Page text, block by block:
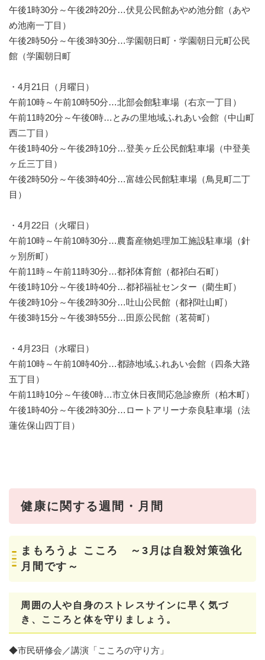
午後1時30分～午後2時20分…伏見公民館あやめ池分館（あや
め池南一丁目）
午後2時50分～午後3時30分…学園朝日町・学園朝日元町公民
館（学園朝日町
・4月21日（月曜日）
午前10時～午前10時50分…北部会館駐車場（右京一丁目）
午前11時20分～午後0時…とみの里地域ふれあい会館（中山町
西二丁目）
午後1時40分～午後2時10分…登美ヶ丘公民館駐車場（中登美
ヶ丘三丁目）
午後2時50分～午後3時40分…富雄公民館駐車場（鳥見町二丁
目）
・4月22日（火曜日）
午前10時～午前10時30分…農畜産物処理加工施設駐車場（針
ヶ別所町）
午前11時～午前11時30分…都祁体育館（都祁白石町）
午後1時10分～午後1時40分…都祁福祉センター（藺生町）
午後2時10分～午後2時30分…吐山公民館（都祁吐山町）
午後3時15分～午後3時55分…田原公民館（茗荷町）
・4月23日（水曜日）
午前10時～午前10時40分…都跡地域ふれあい会館（四条大路
五丁目）
午前11時10分～午後0時…市立休日夜間応急診療所（柏木町）
午後1時40分～午後2時30分…ロートアリーナ奈良駐車場（法
蓮佐保山四丁目）
健康に関する週間・月間
まもろうよ こころ ～3月は自殺対策強化
月間です～
周囲の人や自身のストレスサインに早く気づ
き、こころと体を守りましょう。​
◆市民研修会／講演「こころの守り方」